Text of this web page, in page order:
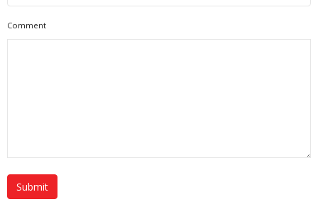
Comment